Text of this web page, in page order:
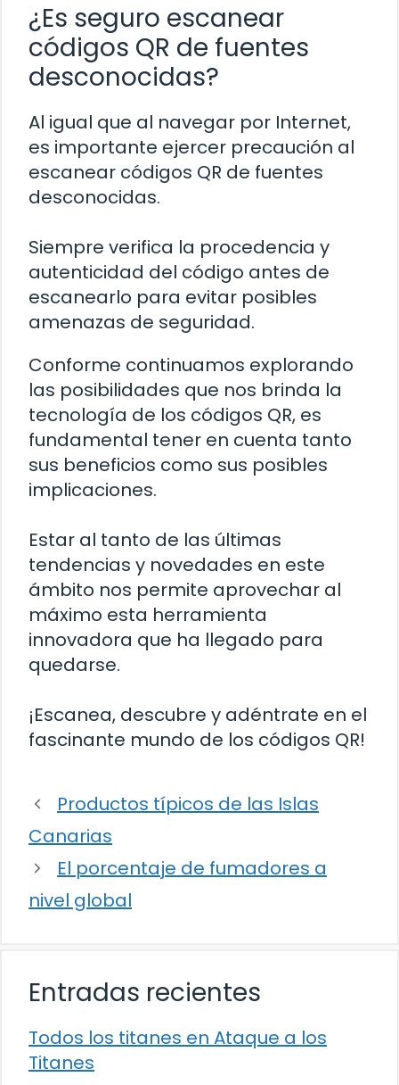
¿Es seguro escanear
códigos QR de fuentes
desconocidas?
Al igual que al navegar por Internet,
es importante ejercer precaución al
escanear códigos QR de fuentes
desconocidas.
Siempre verifica la procedencia y
autenticidad del código antes de
escanearlo para evitar posibles
amenazas de seguridad.
Conforme continuamos explorando
las posibilidades que nos brinda la
tecnología de los códigos QR, es
fundamental tener en cuenta tanto
sus beneficios como sus posibles
implicaciones.
Estar al tanto de las últimas
tendencias y novedades en este
ámbito nos permite aprovechar al
máximo esta herramienta
innovadora que ha llegado para
quedarse.
¡Escanea, descubre y adéntrate en el
fascinante mundo de los códigos QR!
Productos típicos de las Islas
Canarias
El porcentaje de fumadores a
nivel global
Entradas recientes
Todos los titanes en Ataque a los
Titanes